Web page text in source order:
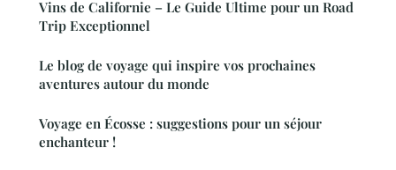
Vins de Californie – Le Guide Ultime pour un Road
Trip Exceptionnel
Le blog de voyage qui inspire vos prochaines
aventures autour du monde
Voyage en Écosse : suggestions pour un séjour
enchanteur !